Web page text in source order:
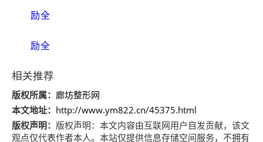
励全
励全
相关推荐
版权所属： 廊坊整形网
本文地址： http://www.ym822.cn/45375.html
版权声明： 版权声明： 本文内容由互联网用户自发贡献，该文
观点仅代表作者本人。本站仅提供信息存储空间服务，不拥有